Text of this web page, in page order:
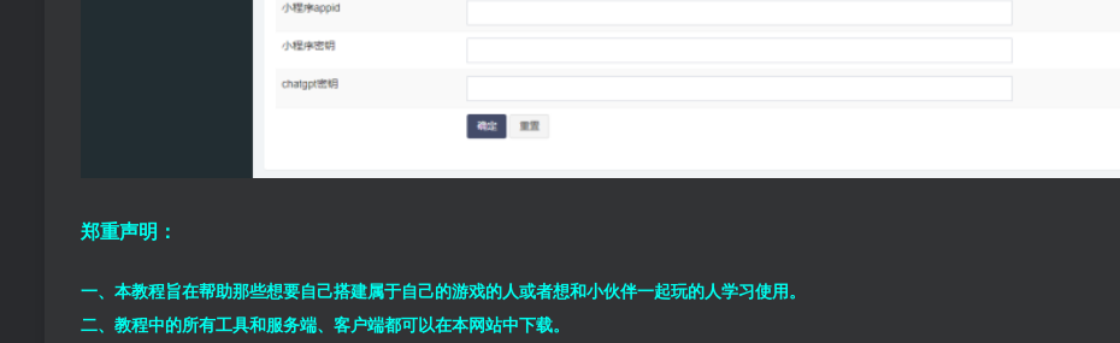
郑重声明：
一、本教程旨在帮助那些想要自己搭建属于自己的游戏的人或者想和小伙伴一起玩的人学习使用。
二、教程中的所有工具和服务端、客户端都可以在本网站中下载。